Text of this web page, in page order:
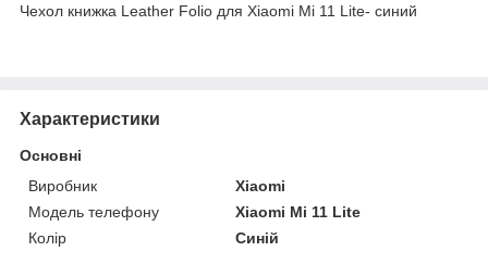
Чехол книжка Leather Folio для Xiaomi Mi 11 Lite- синий
Характеристики
Основні
Виробник
Xiaomi
Модель телефону
Xiaomi Mi 11 Lite
Колір
Синій